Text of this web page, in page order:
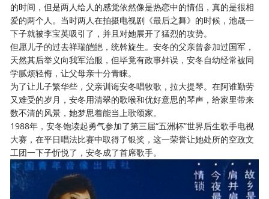
的时间，但是两人给人的感觉依然像是热恋中的情侣，真的是很相
爱的两个人。当时两人在拍摄电视剧《最后之舞》的时候，池晟一
下子就被李宝英吸引了，并且对她展开了猛烈的攻势。
但愿儿子的过去祥瑞皑皑，统斡旋生。安冬的父亲曾参加过国军，
天然其后举义向我军治服，但毕竟有政事舛误，安冬自幼经常被同
学腻烦轻侮，让父母亲十分青睐。
为了让儿子繁华些，父亲训诲安冬唱牧歌，拉大提琴。在阿谁勤劳
又难受的岁月，安冬用清翠的歌喉和优好意思的琴声，给家里带来
数不清的风景，她梦思着能当上歌颂家。
1988年，安冬饱读起勇气参加了第三届“五洲杯”世界后生歌手电视
大赛，在平日唱法比赛中取得了银奖，这一荣誉让她处所的空政文
工团一下子忻悦了，安冬成了首席歌手。